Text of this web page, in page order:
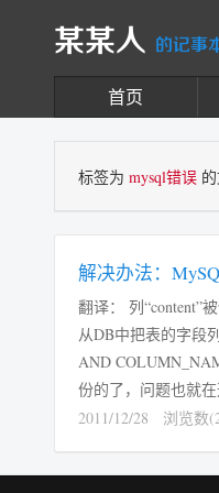
某某人 的记事
首页
标签为 mysql错误 的
解决办法：
翻译： 列“content”
从DB中把表的字段列表出来，使用的SQL为： SELECT
AND COLUMN_NAME <> 'id' 大家可能看到了，只指定了表名，却没有指定数据库，也就是
份的了，问题也就
2011/12/28
浏览数